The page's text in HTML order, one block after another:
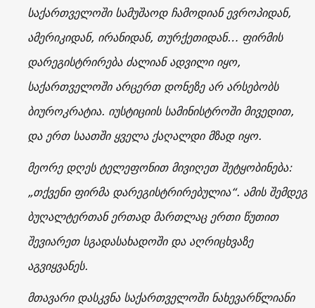
საქართველოში სამუშაოდ ჩამოდიან ევროპიდან,
ამერიკიდან, ირანიდან, თურქეთიდან… ფირმის
დარეგისტრირება ძალიან ადვილი იყო,
საქართველოში არცერთ დონეზე არ არსებობს
ბიუროკრატია. იუსტიციის სამინისტროში მივედით,
და ერთ საათში ყველა ქაღალდი მზად იყო.
მეორე დღეს ტელეფონით მივიღეთ შეტყობინება:
„თქვენი ფირმა დარეგისტრირებულია“. ამის შემდეგ
ბუღალტერთან ერთად მართლაც ერთი წუთით
შევიარეთ სგადასახადოში და აღრიცხვაზე
აგვიყვანეს.
მთავარი დასკვნა საქართველოში ნახევარწლიანი